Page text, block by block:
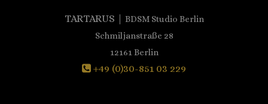
TARTARUS |
BDSM Studio Berlin
Schmiljanstraße 28
12161 Berlin
+49 (0)30-851 03 229